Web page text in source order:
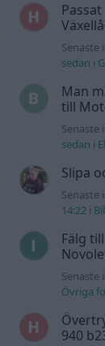
Senaste
sedan i
Man
till
Senaste
sedan i
Slipa
Senaste
14:22i
Fälg
Senaste
Övriga
940